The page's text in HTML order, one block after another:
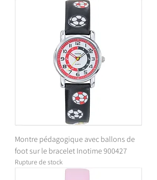
Montre pédagogique avec ballons de
foot sur le bracelet Inotime 900427
Rupture de stock